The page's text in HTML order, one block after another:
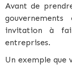
Avant de
invitation à
entreprises.
Un exemple que